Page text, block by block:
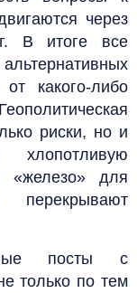
через
В итоге все
какого-либо
риски, но и
«железо» для
перекрывают
посты с
только по тем